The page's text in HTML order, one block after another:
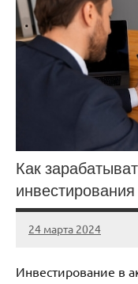
Как
24 марта 2024
stroyka_sl_r
Нет
Инвестирование в